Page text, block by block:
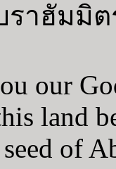
ราฮัมมิ
our
land
of